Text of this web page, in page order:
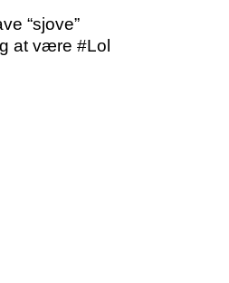
“sjove”
at være #Lol